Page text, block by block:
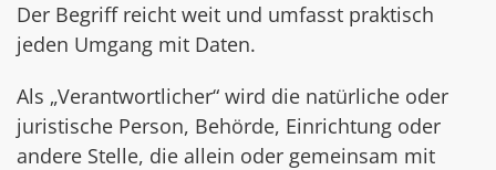
Der Begriff reicht weit und umfasst praktisch
jeden Umgang mit Daten.
Als „Verantwortlicher“ wird die natürliche oder
juristische Person, Behörde, Einrichtung oder
andere Stelle, die allein oder gemeinsam mit